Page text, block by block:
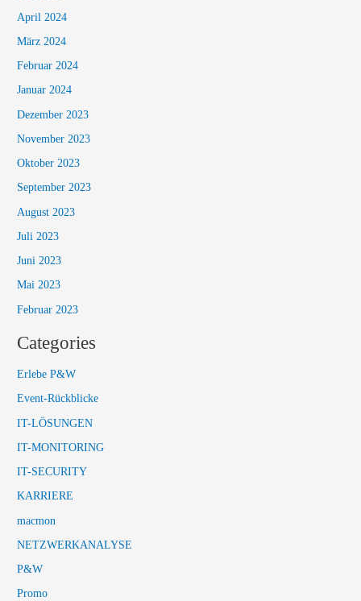
April 2024
März 2024
Februar 2024
Januar 2024
Dezember 2023
November 2023
Oktober 2023
September 2023
August 2023
Juli 2023
Juni 2023
Mai 2023
Februar 2023
Categories
Erlebe P&W
Event-Rückblicke
IT-LÖSUNGEN
IT-MONITORING
IT-SECURITY
KARRIERE
macmon
NETZWERKANALYSE
P&W
Promo